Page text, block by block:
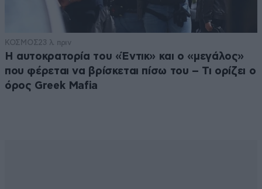
ΚΟΣΜΟΣ23 λ. πριν
Η αυτοκρατορία του «Έντικ» και ο «μεγάλος»
που φέρεται να βρίσκεται πίσω του – Τι ορίζει ο
όρος Greek Mafia